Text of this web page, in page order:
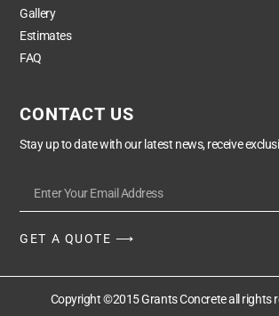
Gallery
Estimates
FAQ
CONTACT US
Stay up to date with our latest news, receive
GET A QUOTE ⟶
Copyright ©2015 Grants Concrete all rights